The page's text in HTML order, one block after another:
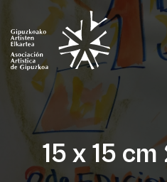
15 x 15